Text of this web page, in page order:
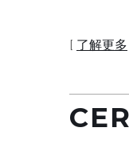
[ 了解更多